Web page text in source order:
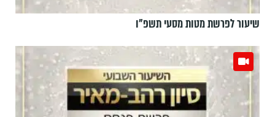
שיעור לפרשת מטות מסעי תשפ"ו